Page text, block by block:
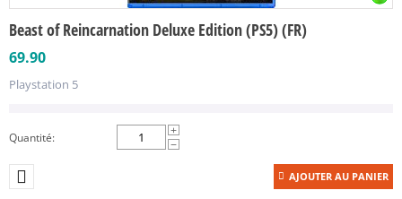
Beast of Reincarnation Deluxe Edition (PS5) (FR)
69.90
Playstation 5
Quantité:
+
−
AJOUTER AU PANIER